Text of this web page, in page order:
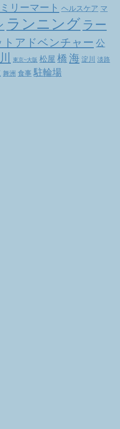
リーマート ヘルスケア マ
ランニング ラー
トアドベンチャー 公
川 東京~大阪 松屋 橋 海 淀川
淡路
舞洲 食事 駐輪場